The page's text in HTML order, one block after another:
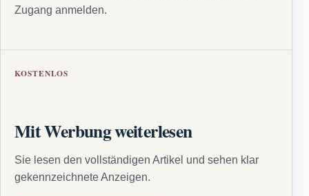
Zugang anmelden.
KOSTENLOS
Mit Werbung weiterlesen
Sie lesen den vollständigen Artikel und sehen klar
gekennzeichnete Anzeigen.